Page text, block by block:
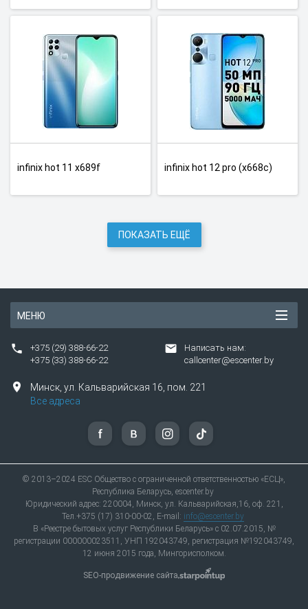
infinix hot 11 x689f infinix hot 12 pro (x668c)
ПОКАЗАТЬ ЕЩЁ
МЕНЮ
+375 (29) 388-66-22
+375 (33) 388-66-22
Написать нам:
callcenter@escenter.by
Минск, ул. Кальварийская 16, пом. 221
Все адреса
© 2013–2024 ESC Общество с ограниченной ответственностью «ЕСЦ»,
Республика Беларусь, escenter.by
Юридический адрес: 220004, Минск, ул. Кальварийская,16, оф. 221,
Тел.+375 (17) 310-00-02, E-mail: info@escenter.by
В «Реестре бытовых услуг Республики Беларусь» с 02.07.2015, №
регистрации 000000023511, УНП 192043749, регистрация №192043749,
12 июня 2015 года, Мингорисполком.
SEO-продвижение сайта